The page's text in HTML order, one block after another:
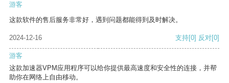
游客
这款软件的售后服务非常好，遇到问题都能得到及时解决。
2024-12-16 支持[0] 反对[0]
游客
这款加速器VPM应用程序可以给你提供最高速度和安全性的连接，并帮
助你在网络上自由移动。